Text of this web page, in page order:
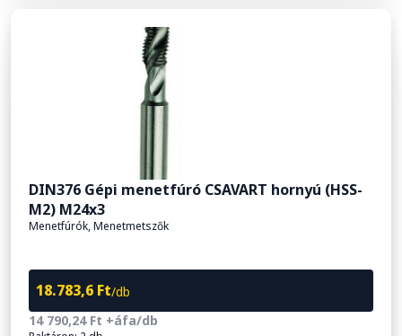
DIN376 Gépi menetfúró CSAVART hornyú (HSS-
M2) M24x3
Menetfúrók, Menetmetszők
18.783,6 Ft/db
14 790,24 Ft +áfa/db